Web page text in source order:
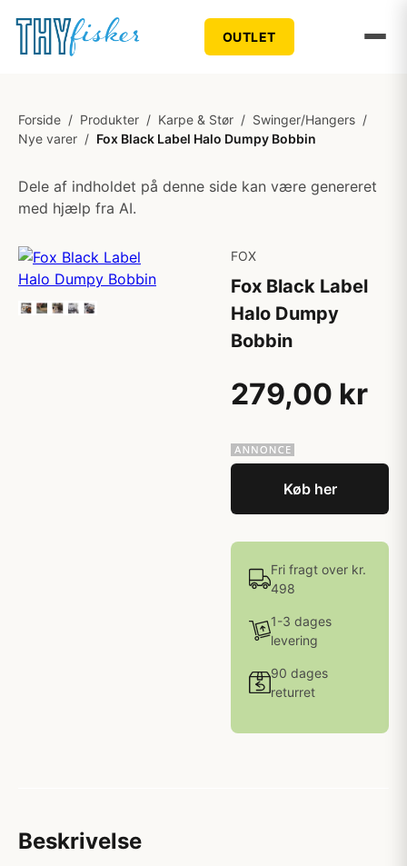
OUTLET
Forside / Produkter / Karpe & Stør / Swinger/Hangers /
Nye varer / Fox Black Label Halo Dumpy Bobbin
Dele af indholdet på denne side kan være genereret
med hjælp fra AI.
FOX
Fox Black Label
Halo Dumpy
Bobbin
279,00 kr
Køb her
Fri fragt over kr.
498
1-3 dages
levering
90 dages
returret
Beskrivelse